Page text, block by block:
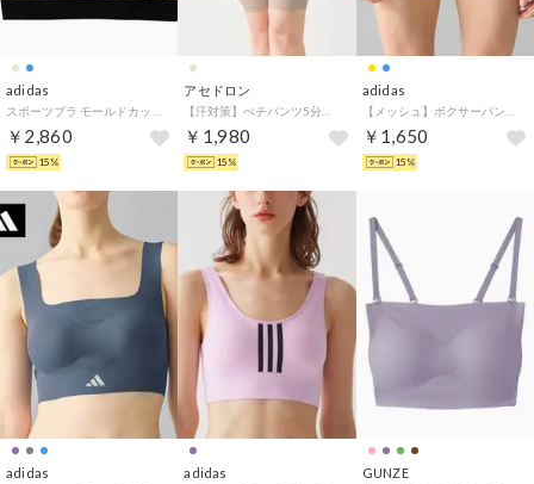
adidas
スポーツブラ モールドカップで胸元キレイ 吸汗速乾 （セランベージュ）
￥2,860
15%
アセドロン
【汗対策】ぺチパンツ5分丈 （ベージュヘザー）
￥1,980
15%
adidas
【メッシュ】ボクサーパンツ 3ストライプス（前とじ） 【返品不可商品】 （サンイエロー）
￥1,650
15%
adidas adidas GUNZE